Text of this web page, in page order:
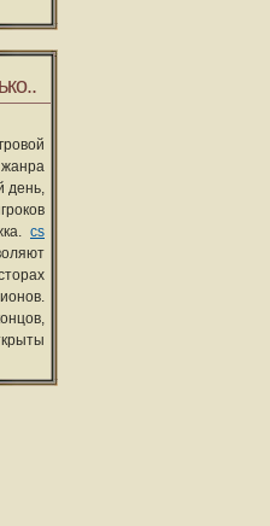
день,
cs